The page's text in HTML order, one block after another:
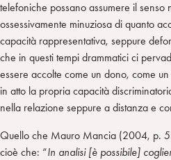
telefoniche possano assumere il senso
ossessivamente minuziosa di quanto
capacità rappresentativa, seppure
che in questi tempi drammatici ci
essere accolte come un dono, come
in atto la propria capacità
nella relazione seppure a distanza e
Quello che Mauro Mancia (2004, p.
cioè che: “In analisi [è possibile]